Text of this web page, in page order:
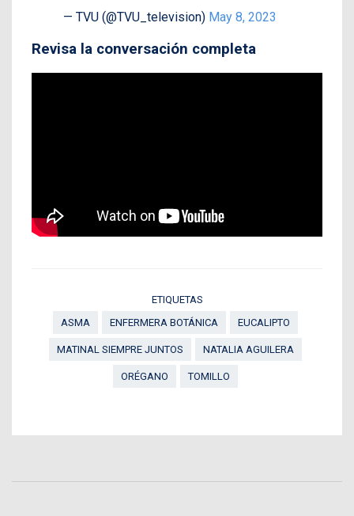
— TVU (@TVU_television) May 8, 2023
Revisa la conversación completa
ETIQUETAS
ASMA
ENFERMERA BOTÁNICA EUCALIPTO
MATINAL SIEMPRE JUNTOS NATALIA AGUILERA
ORÉGANO TOMILLO